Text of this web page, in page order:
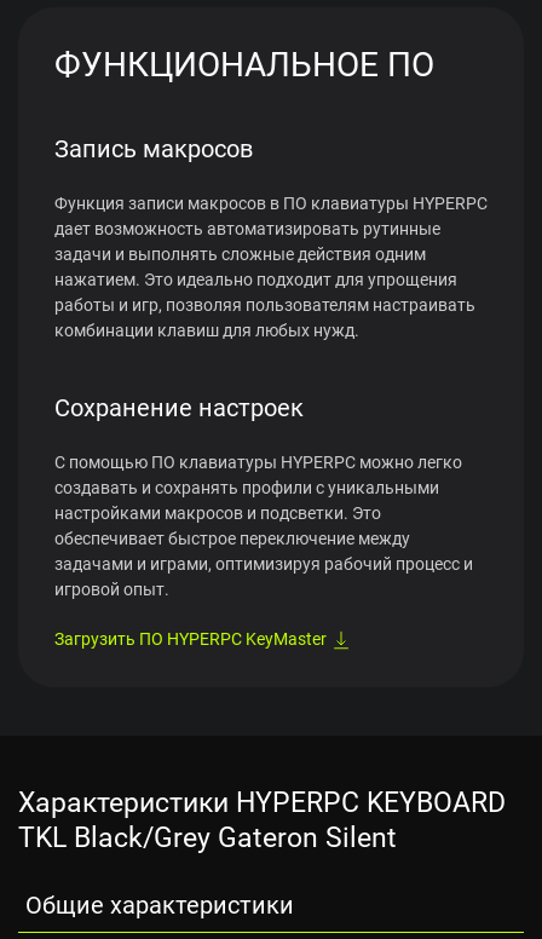
ФУНКЦИОНАЛЬНОЕ ПО
Запись макросов
Функция записи макросов в ПО клавиатуры HYPERPC
дает возможность автоматизировать рутинные
задачи и выполнять сложные действия одним
нажатием. Это идеально подходит для упрощения
работы и игр, позволяя пользователям настраивать
комбинации клавиш для любых нужд.
Сохранение настроек
С помощью ПО клавиатуры HYPERPC можно легко
создавать и сохранять профили с уникальными
настройками макросов и подсветки. Это
обеспечивает быстрое переключение между
задачами и играми, оптимизируя рабочий процесс и
игровой опыт.
Загрузить ПО HYPERPC KeyMaster
Характеристики HYPERPC KEYBOARD
TKL Black/Grey Gateron Silent
Общие характеристики